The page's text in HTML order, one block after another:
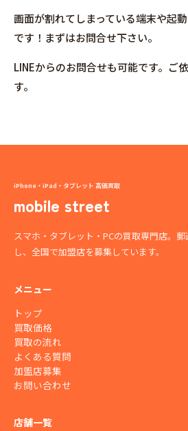
画面が割れてしまっている端末や起
です！まずはお問合せ下さい。
LINEからのお問合せも可能です。ご
す。
iPhone・iPad・タブレット 高価買取
mobile street
スマホ・タブレット・PCの買取専門店。
し、全国で加盟店を募集しています。
メニュー
トップ
買取価格
買取の流れ
よくある質問
加盟店募集
お問い合わせ
店舗一覧